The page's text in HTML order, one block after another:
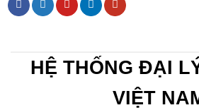
HỆ THỐNG ĐẠI
VIỆT